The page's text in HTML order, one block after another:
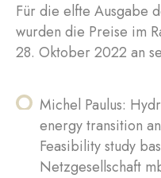
Für die elfte Ausgabe
wurden die Preise im
28. Oktober 2022 an
Michel Paulus:
energy transition
Feasibility study
Netzgesellschaft